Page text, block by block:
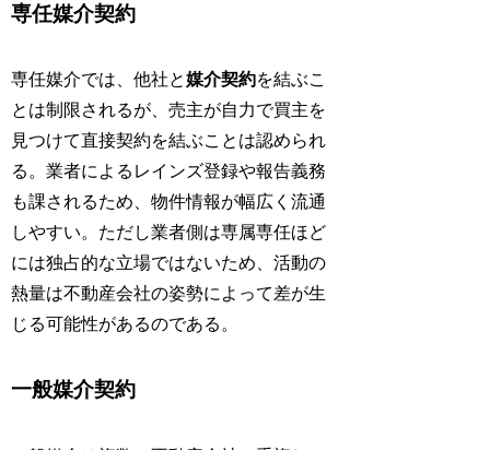
専任媒介契約
専任媒介では、他社と媒介契約を結ぶこ
とは制限されるが、売主が自力で買主を
見つけて直接契約を結ぶことは認められ
る。業者によるレインズ登録や報告義務
も課されるため、物件情報が幅広く流通
しやすい。ただし業者側は専属専任ほど
には独占的な立場ではないため、活動の
熱量は不動産会社の姿勢によって差が生
じる可能性があるのである。
一般媒介契約